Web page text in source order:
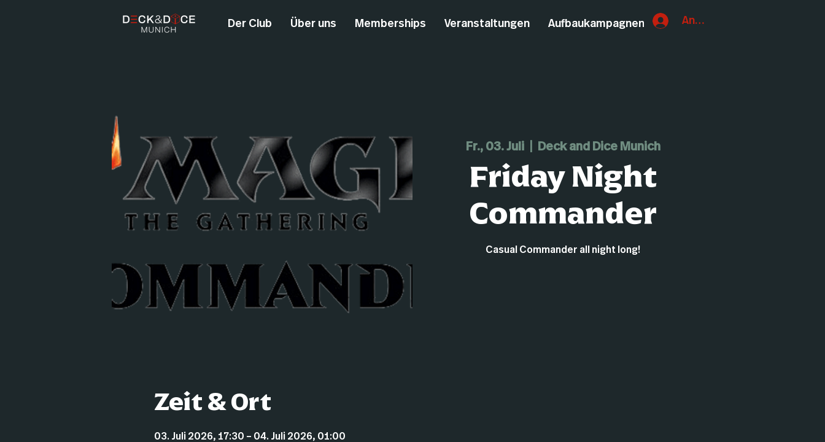
Der Club Über uns Memberships Veranstaltungen Aufbaukampagnen Anmelden
Fr., 03. Juli
  |
Deck and Dice Munich
Friday Night
Commander
Casual Commander all night long!
Zeit & Ort
03. Juli 2026, 17:30 – 04. Juli 2026, 01:00